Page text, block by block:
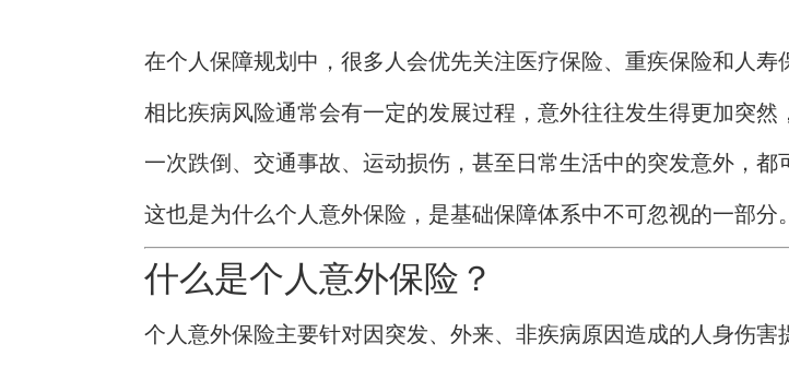
在个人保障规划中，很多人会优先关注医疗保险、重疾保险和人寿
相比疾病风险通常会有一定的发展过程，意外往往发生得更加突然
一次跌倒、交通事故、运动损伤，甚至日常生活中的突发意外，
这也是为什么个人意外保险，是基础保障体系中不可忽视的一部分。
什么是个人意外保险？
个人意外保险主要针对因突发、外来、非疾病原因造成的人身伤害